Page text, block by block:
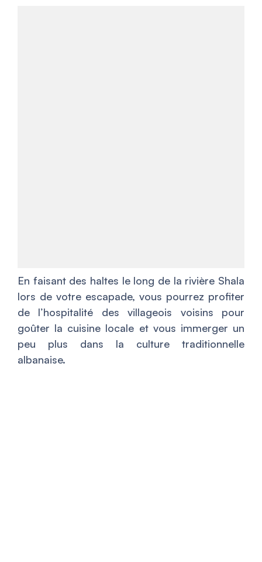
En faisant des haltes le long de la rivière Shala
lors de votre escapade, vous pourrez profiter
de l’hospitalité des villageois voisins pour
goûter la cuisine locale et vous immerger un
peu plus dans la culture traditionnelle
albanaise.